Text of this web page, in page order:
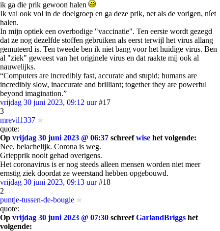
ik ga die prik gewoon halen
Ik val ook vol in de doelgroep en ga deze prik, net als de vorigen, níet
halen.
In mijn optiek een overbodige "vaccinatie". Ten eerste wordt gezegd
dat ze nog dezelfde stoffen gebruiken als eerst terwijl het virus allang
gemuteerd is. Ten tweede ben ik niet bang voor het huidige virus. Ben
al "ziek" geweest van het originele virus en dat raakte mij ook al
nauwelijks.
“Computers are incredibly fast, accurate and stupid; humans are
incredibly slow, inaccurate and brilliant; together they are powerful
beyond imagination.”
vrijdag 30 juni 2023, 09:12 uur #17
3
mrevil1337
quote:
Op vrijdag 30 juni 2023 @ 06:37 schreefwise het volgende:
Nee, belachelijk. Corona is weg.
Griepprik nooit gehad overigens.
Het coronavirus is er nog steeds alleen mensen worden niet meer
ernstig ziek doordat ze weerstand hebben opgebouwd.
vrijdag 30 juni 2023, 09:13 uur #18
2
puntje-tussen-de-bougie
quote:
Op vrijdag 30 juni 2023 @ 07:30 schreefGarlandBriggs het
volgende: